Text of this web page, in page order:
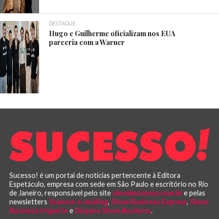
DESTAQUE
Hugo e Guilherme oficializam nos EUA
parceria com a Warner
Sucesso! é um portal de notícias pertencente à Editora
Espetáculo, empresa com sede em São Paulo e escritório no Rio
de Janeiro, responsável pelo site showbusiness.com.bre pelas
newsletters Sucesso e-mailing, Show Business Express, Show
Business Urgentee Disparo Show Business.